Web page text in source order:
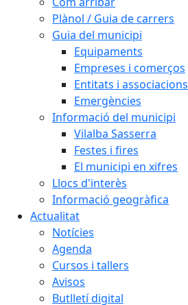
Plànol / Guia de carrers
Guia del municipi
Equipaments
Empreses i comerços
Entitats i associacions
Emergències
Informació del municipi
Vilalba Sasserra
Festes i fires
El municipi en xifres
Llocs d'interès
Informació geogràfica
Actualitat
Notícies
Agenda
Cursos i tallers
Avisos
Butlletí digital